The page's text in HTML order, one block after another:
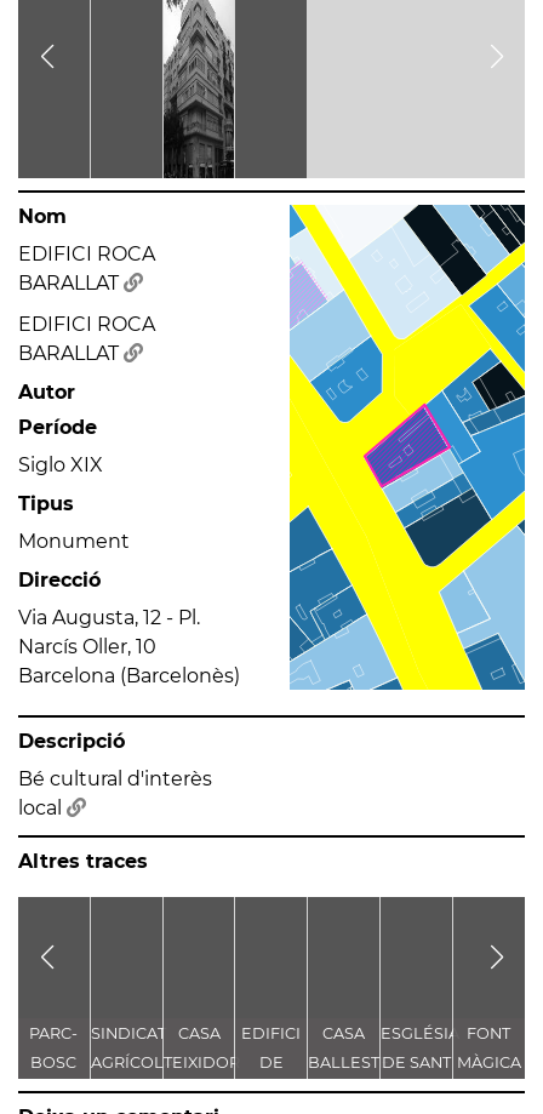
Nom
EDIFICI ROCA
BARALLAT
EDIFICI ROCA
BARALLAT
Autor
Període
Siglo XIX
Tipus
Monument
Direcció
Via Augusta, 12 - Pl.
Narcís Oller, 10
Barcelona (Barcelonès)
Descripció
Bé cultural d'interès
local
Altres traces
PARC-
BOSC
MUNICIPAL
SINDICAT
AGRÍCOLA
CASA
TEIXIDOR
EDIFICI
DE
VIDRE
CASA
BALLESTER
I
ESGLÉSIA
DE SANT
PERE
FONT
MÀGICA